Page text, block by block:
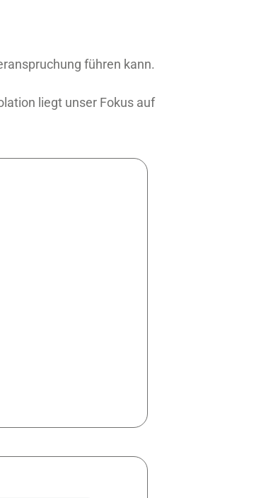
führen kann.
liegt unser Fokus auf